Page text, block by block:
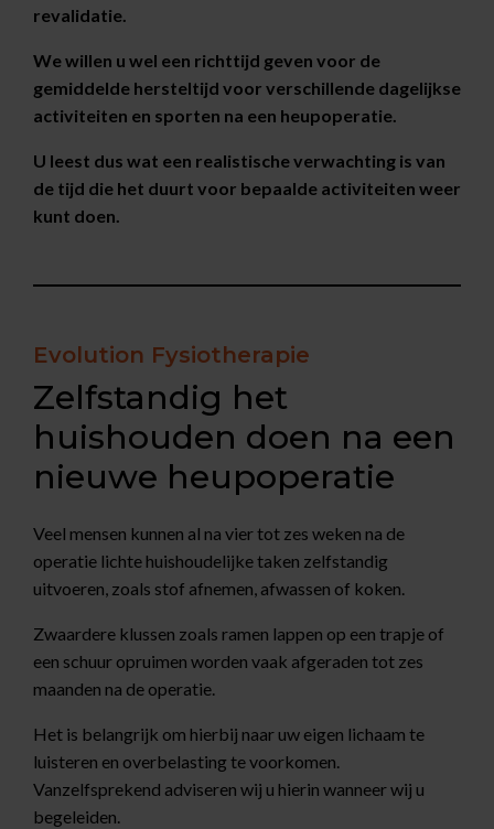
revalidatie.
We willen u wel een richttijd geven voor de
gemiddelde hersteltijd voor verschillende dagelijkse
activiteiten en sporten na een heupoperatie.
U leest dus wat een realistische verwachting is van
de tijd die het duurt voor bepaalde activiteiten weer
kunt doen.
Evolution Fysiotherapie
Zelfstandig het
huishouden doen na een
nieuwe heupoperatie
Veel mensen kunnen al na vier tot zes weken na de
operatie lichte huishoudelijke taken zelfstandig
uitvoeren, zoals stof afnemen, afwassen of koken.
Zwaardere klussen zoals ramen lappen op een trapje of
een schuur opruimen worden vaak afgeraden tot zes
maanden na de operatie.
Het is belangrijk om hierbij naar uw eigen lichaam te
luisteren en overbelasting te voorkomen.
Vanzelfsprekend adviseren wij u hierin wanneer wij u
begeleiden.